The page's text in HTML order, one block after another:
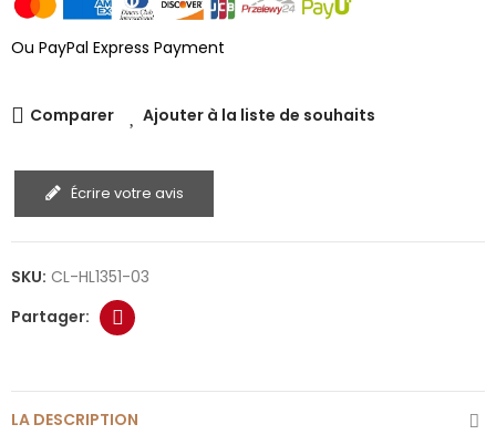
Ou PayPal Express Payment
Comparer Ajouter à la liste de souhaits
Écrire votre avis
SKU: CL-HL1351-03
LA DESCRIPTION